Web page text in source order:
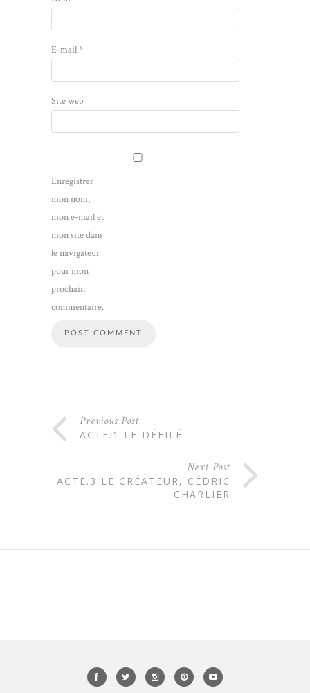
E-mail*
Site web
Enregistrer
mon nom,
mon e-mail et
mon site dans
le navigateur
pour mon
prochain
commentaire.
Previous Post
ACTE.1 LE DÉFILÉ
Next Post
ACTE.3 LE CRÉATEUR, CÉDRIC
CHARLIER